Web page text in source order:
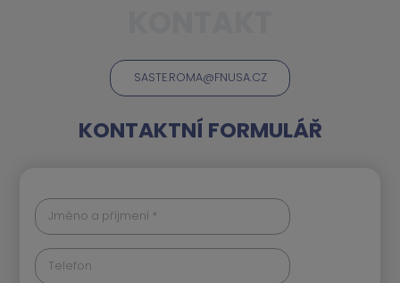
SASTE.ROMA@FNUSA.CZ
KONTAKTNÍ FORMULÁŘ
Jméno a příjmení *
Telefon